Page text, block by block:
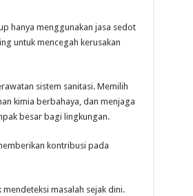
hanya menggunakan jasa sedot
untuk mencegah kerusakan
sistem sanitasi. Memilih
kimia berbahaya, dan menjaga
besar bagi lingkungan.
kontribusi pada
masalah sejak dini.